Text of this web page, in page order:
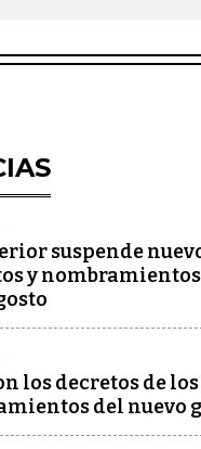
suspende
y
los decretos de
del nuevo